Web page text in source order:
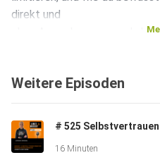
direkt und
ohne Ausreden – wenn du
Weitere Episoden
# 525
16 Minuten